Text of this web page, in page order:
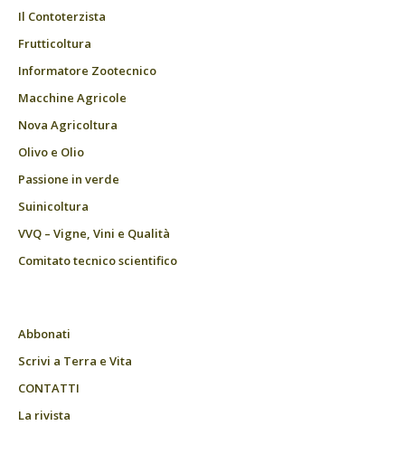
Il Contoterzista
Frutticoltura
Informatore Zootecnico
Macchine Agricole
Nova Agricoltura
Olivo e Olio
Passione in verde
Suinicoltura
VVQ – Vigne, Vini e Qualità
Comitato tecnico scientifico
Abbonati
Scrivi a Terra e Vita
CONTATTI
La rivista